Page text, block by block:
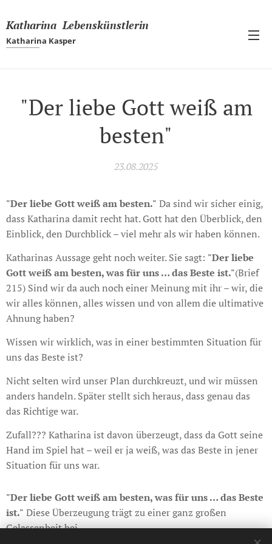
Katharina Lebenskünstlerin
Katharina Kasper
"Der liebe Gott weiß am
besten"
23.08.2025
"Der liebe Gott weiß am besten." Da sind wir sicher einig,
dass Katharina damit recht hat. Gott hat den Überblick, den
Einblick, den Durchblick – viel mehr als wir haben können.
Katharinas Aussage geht noch weiter. Sie sagt: "Der liebe
Gott weiß am besten, was für uns … das Beste ist."(Brief
215) Sind wir da auch noch einer Meinung mit ihr – wir, die
wir alles können, alles wissen und von allem die ultimative
Ahnung haben?
Wissen wir wirklich, was in einer bestimmten Situation für
uns das Beste ist?
Nicht selten wird unser Plan durchkreuzt, und wir müssen
anders handeln. Später stellt sich heraus, dass genau das
das Richtige war.
Zufall??? Katharina ist davon überzeugt, dass da Gott seine
Hand im Spiel hat – weil er ja weiß, was das Beste in jener
Situation für uns war.
"Der liebe Gott weiß am besten, was für uns … das Beste
ist." Diese Überzeugung trägt zu einer ganz großen
Gelassenheit bei.